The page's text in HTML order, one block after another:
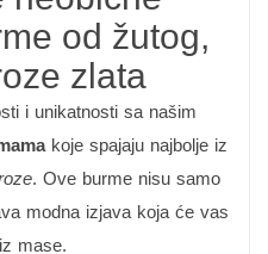
od žutog,
zlata
i unikatnosti sa našim
koje spajaju najbolje iz
. Ove burme nisu samo
modna izjava koja će vas
mase.